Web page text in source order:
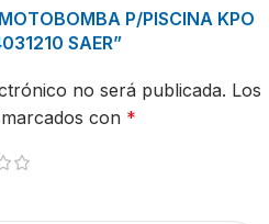
P/PISCINA KPO
SAER”
no será publicada. Los
con *